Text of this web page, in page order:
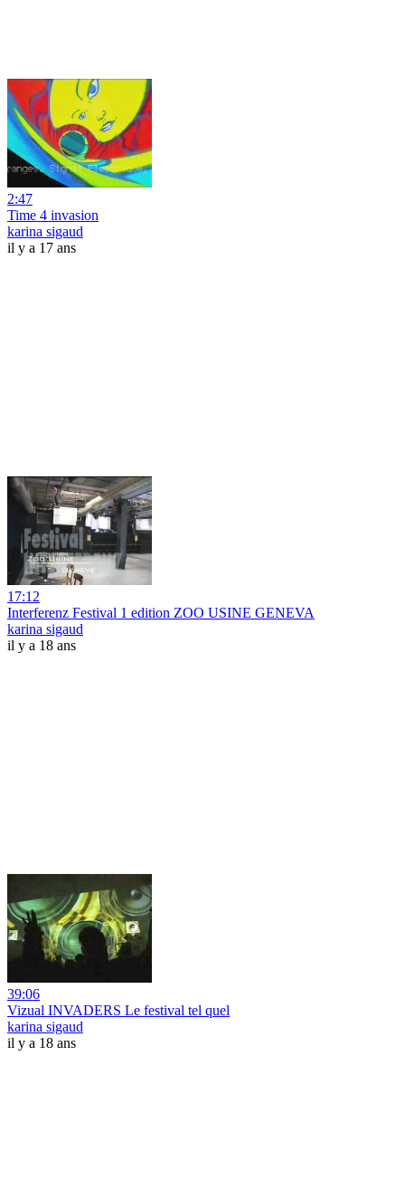
2:47
Time 4 invasion
karina sigaud
il y a 17 ans
17:12
Interferenz Festival 1 edition ZOO USINE GENEVA
karina sigaud
il y a 18 ans
39:06
Vizual INVADERS Le festival tel quel
karina sigaud
il y a 18 ans